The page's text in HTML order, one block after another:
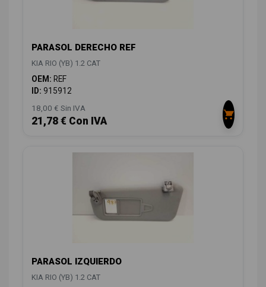
PARASOL DERECHO REF
KIA RIO (YB) 1.2 CAT
OEM: REF
ID: 915912
18,00 € Sin IVA
21,78 € Con IVA
PARASOL IZQUIERDO
KIA RIO (YB) 1.2 CAT